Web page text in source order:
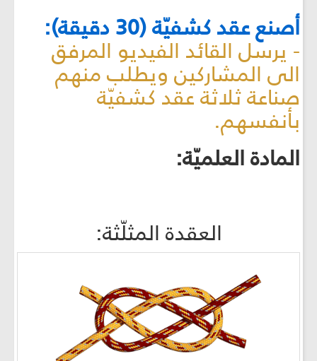
أصنع عقد كشفيّة (30 دقيقة):
- يرسل القائد الفيديو المرفق
الى المشاركين ويطلب منهم
صناعة ثلاثة عقد كشفيّة
بأنفسهم.
المادة العلميّة:
العقدة المثلّثة: